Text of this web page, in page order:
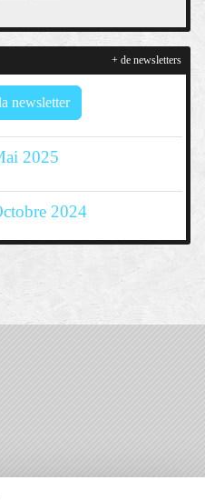
newsletter
2025
2024
+ de newsletters